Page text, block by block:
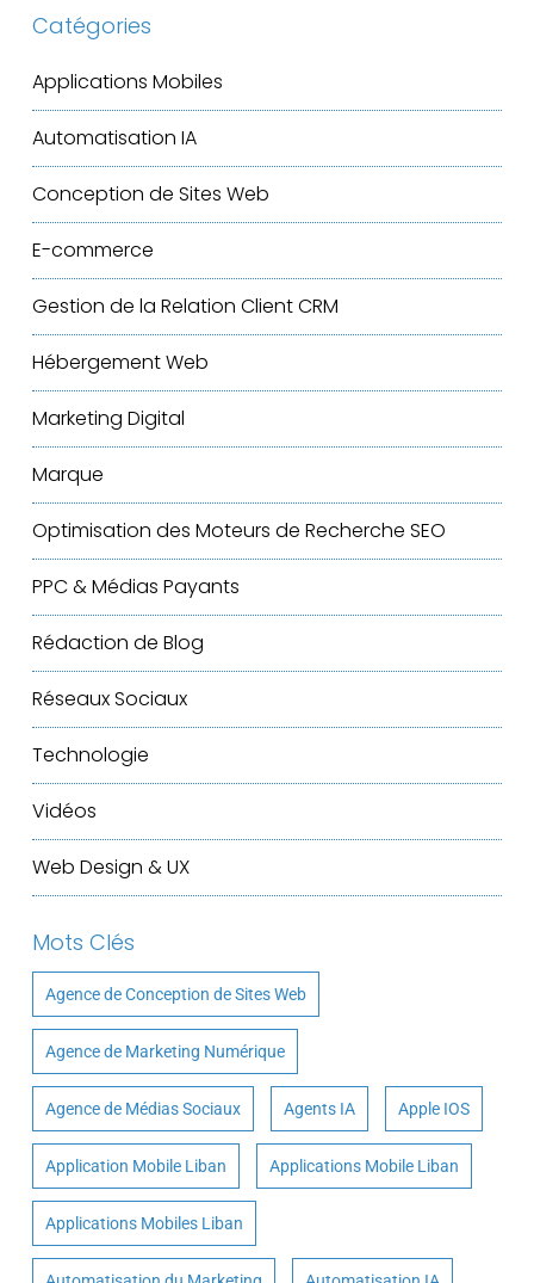
Catégories
Applications Mobiles
Automatisation IA
Conception de Sites Web
E-commerce
Gestion de la Relation ClientCRM
Hébergement Web
Marketing Digital
Marque
Optimisation des Moteurs de Recherche SEO
PPC & Médias Payants
Rédaction de Blog
Réseaux Sociaux
Technologie
Vidéos
Web Design & UX
Mots Clés
Agence de Conception de Sites Web
Agence de Marketing Numérique
Agence de Médias Sociaux Agents IA Apple IOS
Application Mobile Liban Applications Mobile Liban
Applications Mobiles Liban